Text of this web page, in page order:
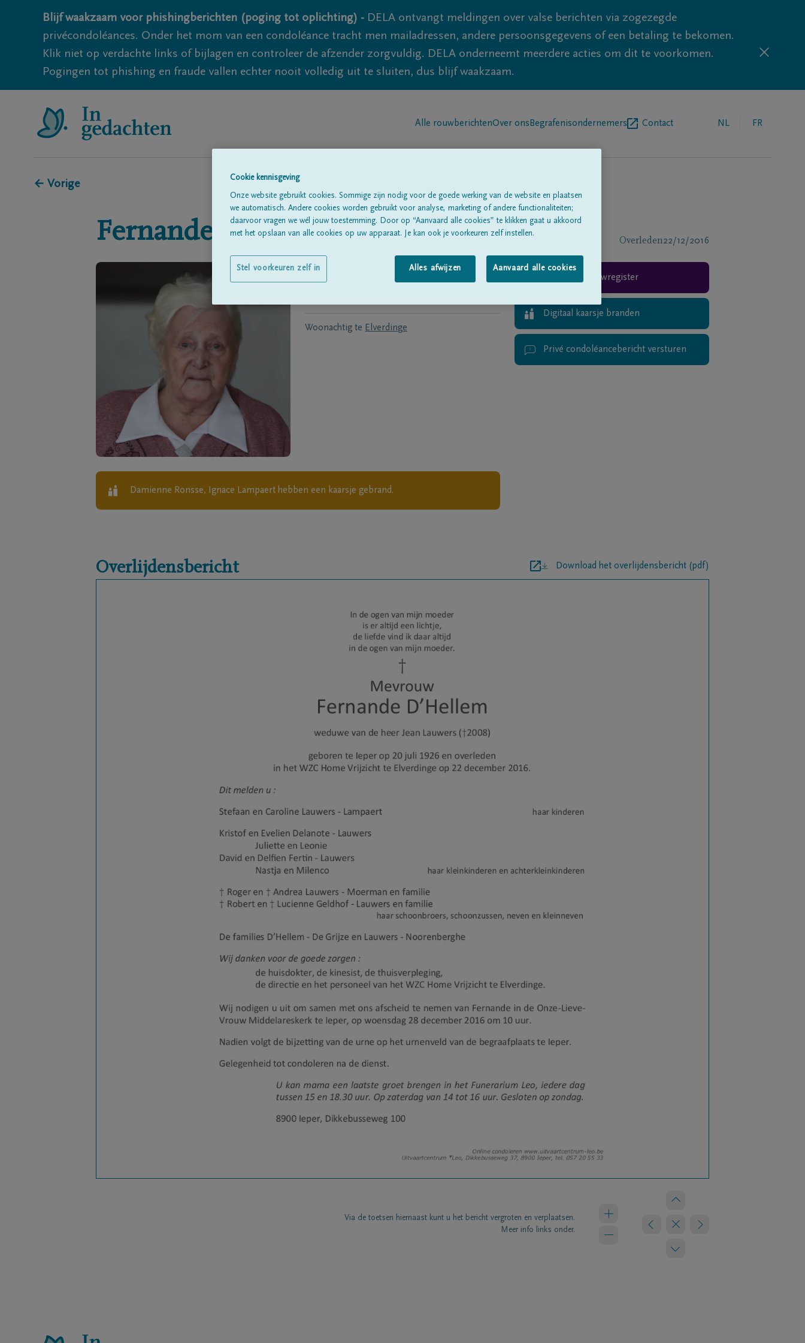
Blijf waakzaam voor phishingberichten (poging tot oplichting) - DELA ontvangt meldingen over valse berichten via zogezegde
privécondoléances. Onder het mom van een condoléance tracht men mailadressen, andere persoonsgegevens of een betaling te bekomen.
Klik niet op verdachte links of bijlagen en controleer de afzender zorgvuldig. DELA onderneemt meerdere acties om dit te voorkomen.
Pogingen tot phishing en fraude vallen echter nooit volledig uit te sluiten, dus blijf waakzaam.
Alle rouwberichtenOver ons Begrafenisondernemers Contact NL FR
← Vorige
Fernande D'Hellem Overleden22/12/2016
Geboren te 20/07/1926
Woonachtig te Elverdinge
Damienne Ronsse, Ignace Lampaert hebben een kaarsje gebrand.
Rouwregister
Digitaal kaarsje branden
Privé condoléancebericht versturen
Overlijdensbericht Download het overlijdensbericht (pdf)
Via de toetsen hiernaast kunt u het bericht vergroten en verplaatsen.
Meer info links onder.
Cookie kennisgeving
Onze website gebruikt cookies. Sommige zijn nodig voor de goede werking van de website en plaatsen
we automatisch. Andere cookies worden gebruikt voor analyse, marketing of andere functionaliteiten;
daarvoor vragen we wél jouw toestemming. Door op “Aanvaard alle cookies” te klikken gaat u akkoord
met het opslaan van alle cookies op uw apparaat. Je kan ook je voorkeuren zelf instellen.
Alles afwijzen Aanvaard alle cookies
Stel voorkeuren zelf in